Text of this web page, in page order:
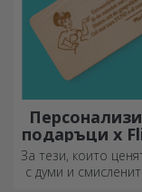
подаръци x
Rima
За тези, които
с думи и